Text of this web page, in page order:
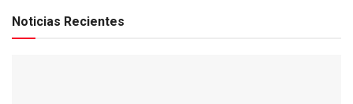
Noticias Recientes